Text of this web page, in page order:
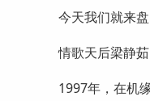
今天我们就来
情歌天后梁静
1997年，在机